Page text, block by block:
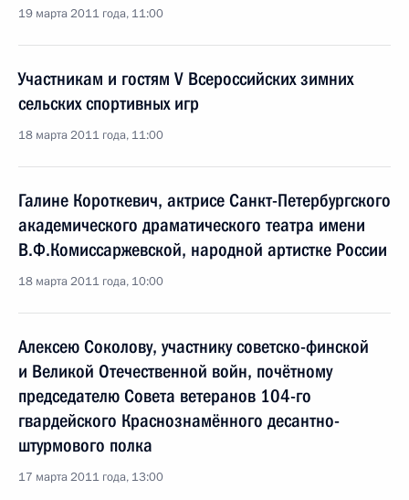
19 марта 2011 года, 11:00
Участникам и гостям V Всероссийских зимних
сельских спортивных игр
18 марта 2011 года, 11:00
Галине Короткевич, актрисе Санкт-Петербургского
академического драматического театра имени
В.Ф.Комиссаржевской, народной артистке России
18 марта 2011 года, 10:00
Алексею Соколову, участнику советско-финской
и Великой Отечественной войн, почётному
председателю Совета ветеранов 104-го
гвардейского Краснознамённого десантно-
штурмового полка
17 марта 2011 года, 13:00